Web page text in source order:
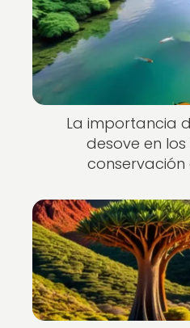
La importancia
desove en
conservación